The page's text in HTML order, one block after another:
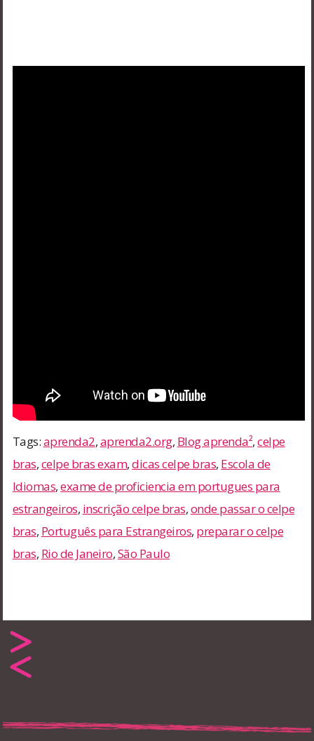
Tags:aprenda2,aprenda2.org, Blog aprenda²,celpe
bras,celpe bras exam,dicas celpe bras, Escola de
Idiomas,exame de proficiencia em portugues para
estrangeiros, inscrição celpe bras,onde passar o celpe
bras, Português para Estrangeiros, preparar o celpe
bras, Rio de Janeiro,São Paulo